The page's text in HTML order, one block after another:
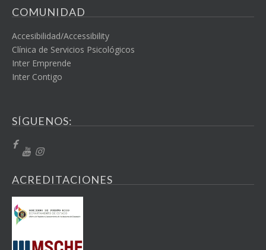
COMUNIDAD
Accesibilidad/Accessibility
Clínica de Servicios Psicológicos
Inter Emprende
Inter Contigo
SÍGUENOS:
ACREDITACIONES